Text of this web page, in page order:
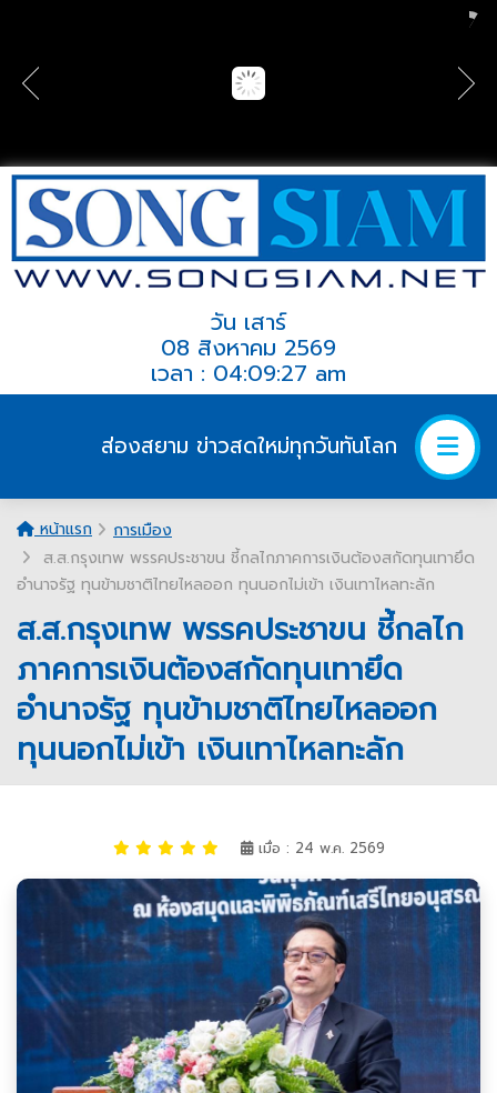
วัน เสาร์
08 สิงหาคม 2569
เวลา : 04:09:27 am
ส่องสยาม ข่าวสดใหม่ทุกวันทันโลก
หน้าแรก
การเมือง
ส.ส.กรุงเทพ พรรคประชาขน ชี้กลไกภาคการเงินต้องสกัดทุนเทายึด
อำนาจรัฐ ทุนข้ามชาติไทยไหลออก ทุนนอกไม่เข้า เงินเทาไหลทะลัก
ส.ส.กรุงเทพ พรรคประชาขน ชี้กลไก
ภาคการเงินต้องสกัดทุนเทายึด
อำนาจรัฐ ทุนข้ามชาติไทยไหลออก
ทุนนอกไม่เข้า เงินเทาไหลทะลัก
เมื่อ : 24 พ.ค. 2569